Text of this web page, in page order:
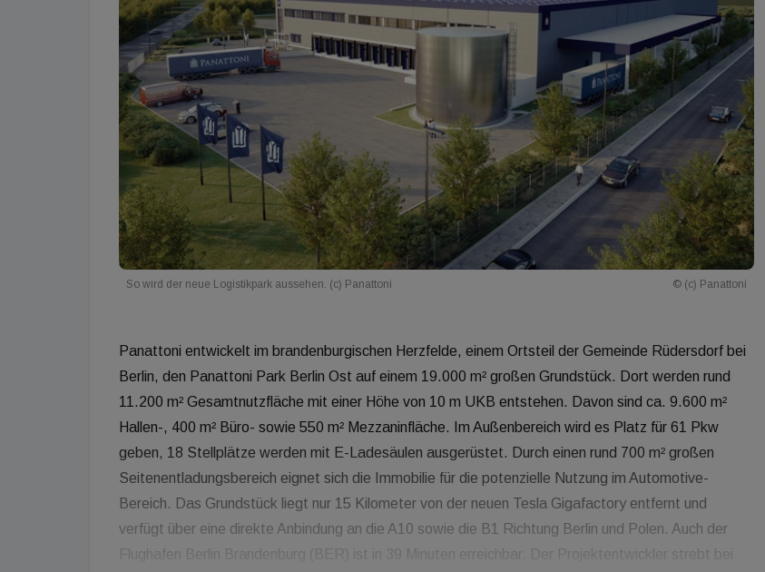
So wird der neue Logistikpark aussehen. (c) Panattoni © (c) Panattoni
Panattoni entwickelt im brandenburgischen Herzfelde, einem Ortsteil der Gemeinde Rüdersdorf bei
Berlin, den Panattoni Park Berlin Ost auf einem 19.000 m² großen Grundstück. Dort werden rund
11.200 m² Gesamtnutzfläche mit einer Höhe von 10 m UKB entstehen. Davon sind ca. 9.600 m²
Hallen-, 400 m² Büro- sowie 550 m² Mezzaninfläche. Im Außenbereich wird es Platz für 61 Pkw
geben, 18 Stellplätze werden mit E-Ladesäulen ausgerüstet. Durch einen rund 700 m² großen
Seitenentladungsbereich eignet sich die Immobilie für die potenzielle Nutzung im Automotive-
Bereich. Das Grundstück liegt nur 15 Kilometer von der neuen Tesla Gigafactory entfernt und
verfügt über eine direkte Anbindung an die A10 sowie die B1 Richtung Berlin und Polen. Auch der
Flughafen Berlin Brandenburg (BER) ist in 39 Minuten erreichbar. Der Projektentwickler strebt bei